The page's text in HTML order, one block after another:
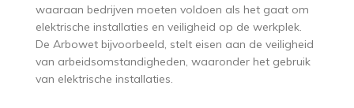
waaraan bedrijven moeten voldoen als het gaat om
elektrische installaties en veiligheid op de werkplek.
De Arbowet bijvoorbeeld, stelt eisen aan de veiligheid
van arbeidsomstandigheden, waaronder het gebruik
van elektrische installaties.